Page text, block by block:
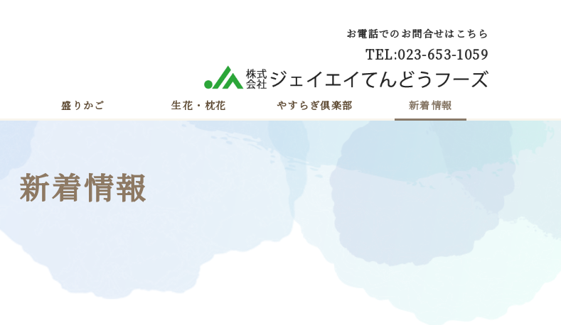
お電話でのお問合せはこちら
TEL:023-653-1059
盛りかご 生花・枕花 やすらぎ倶楽部 新着情報
新着情報